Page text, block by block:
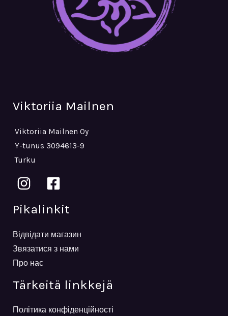
Viktoriia Mailnen
Viktoriia Mailnen Oy
Y-tunus 3094613-9
Turku
Pikalinkit
Відвідати магазин
Звязатися з нами
Про нас
Tärkeitä linkkejä
Політика конфіденційності